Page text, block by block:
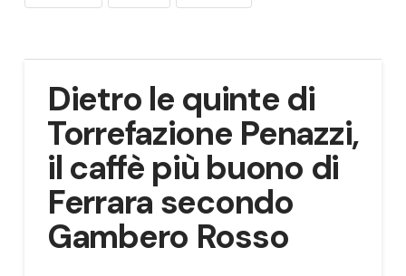
Dietro le quinte di
Torrefazione Penazzi,
il caffè più buono di
Ferrara secondo
Gambero Rosso